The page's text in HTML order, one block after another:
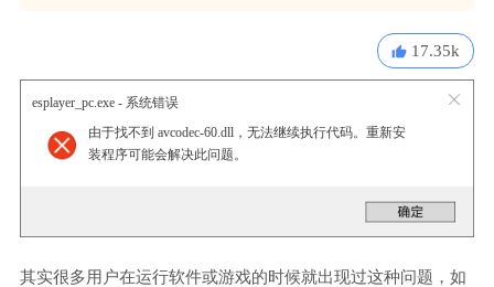
17.35k
esplayer_pc.exe - 系统错误
由于找不到 avcodec-60.dll，无法继续执行代码。重新安
装程序可能会解决此问题。
其实很多用户在运行软件或游戏的时候就出现过这种问题，如